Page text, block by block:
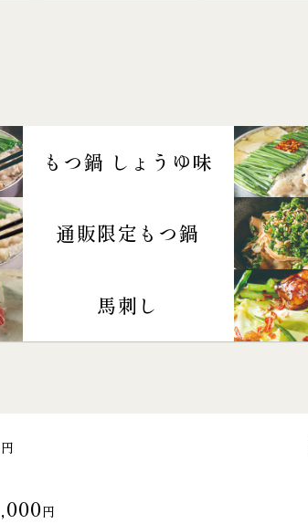
もつ鍋 しょうゆ味
通販限定もつ鍋
馬刺し
円
円